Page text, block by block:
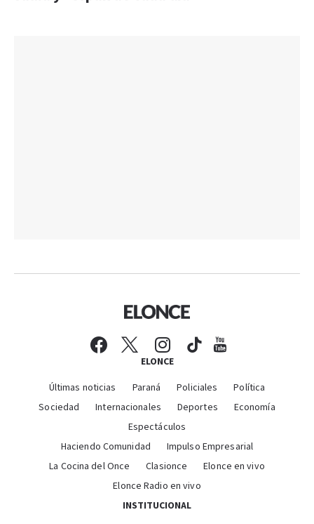
ELONCE
Últimas noticias Paraná Policiales
Política
Sociedad
Internacionales Deportes
Economía
Espectáculos
Haciendo Comunidad
Impulso Empresarial
La Cocina del Once
Clasionce
Elonce en vivo
Elonce Radio en vivo
INSTITUCIONAL